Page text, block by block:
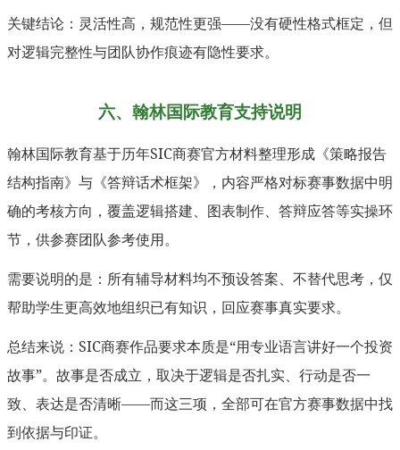
关键结论：灵活性高，规范性更强——没有硬性格式框定，但
对逻辑完整性与团队协作痕迹有隐性要求。
六、翰林国际教育支持说明
翰林国际教育基于历年SIC商赛官方材料整理形成《策略报告
结构指南》与《答辩话术框架》，内容严格对标赛事数据中明
确的考核方向，覆盖逻辑搭建、图表制作、答辩应答等实操环
节，供参赛团队参考使用。
需要说明的是：所有辅导材料均不预设答案、不替代思考，仅
帮助学生更高效地组织已有知识，回应赛事真实要求。
总结来说：SIC商赛作品要求本质是“用专业语言讲好一个投资
故事”。故事是否成立，取决于逻辑是否扎实、行动是否一
致、表达是否清晰——而这三项，全部可在官方赛事数据中找
到依据与印证。